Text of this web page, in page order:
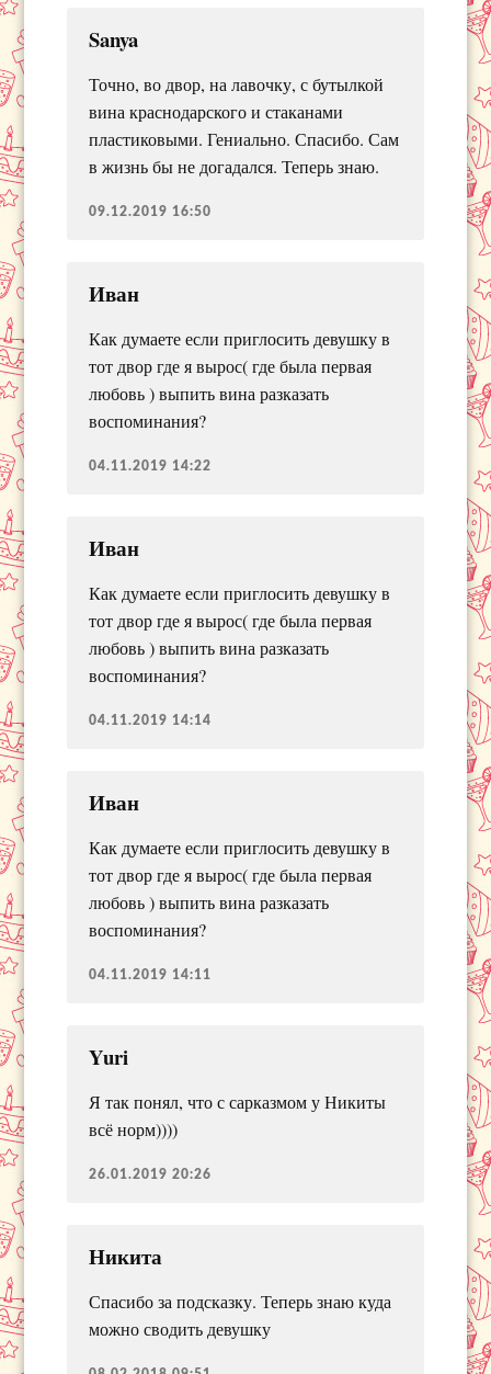
Sanya
Точно, во двор, на лавочку, с бутылкой
вина краснодарского и стаканами
пластиковыми. Гениально. Спасибо. Сам
в жизнь бы не догадался. Теперь знаю.
09.12.2019 16:50
Иван
Как думаете если приглосить девушку в
тот двор где я вырос( где была первая
любовь ) выпить вина разказать
воспоминания?
04.11.2019 14:22
Иван
Как думаете если приглосить девушку в
тот двор где я вырос( где была первая
любовь ) выпить вина разказать
воспоминания?
04.11.2019 14:14
Иван
Как думаете если приглосить девушку в
тот двор где я вырос( где была первая
любовь ) выпить вина разказать
воспоминания?
04.11.2019 14:11
Yuri
Я так понял, что с сарказмом у Никиты
всё норм))))
26.01.2019 20:26
Никита
Спасибо за подсказку. Теперь знаю куда
можно сводить девушку